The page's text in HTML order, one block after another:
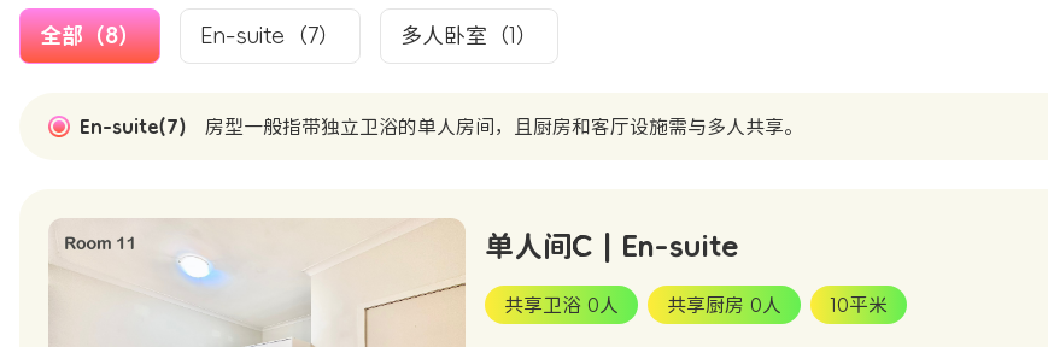
全部（8） En-suite（7） 多人卧室（1）
En-suite(7) 房型一般指带独立卫浴的单人房间，且厨房和客厅设施需与多人共享。
单人间C | En-suite
共享卫浴 0人 共享厨房 0人 10平米